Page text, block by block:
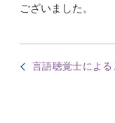
ございました。
言語聴覚士によ